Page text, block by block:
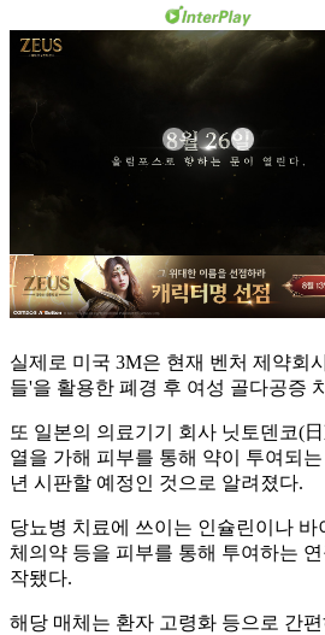
실제로 미국 3M은 현재 벤처 제약회
들'을 활용한 폐경 후 여성 골다공증
또 일본의 의료기기 회사 닛토덴코(
열을 가해 피부를 통해 약이 투여되
년 시판할 예정인 것으로 알려졌다.
당뇨병 치료에 쓰이는 인슐린이나
체의약 등을 피부를 통해 투여하는
작됐다.
해당 매체는 환자 고령화 등으로 간